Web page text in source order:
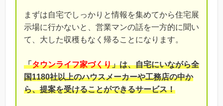
まずは自宅でしっかりと情報を集めてから住宅展
示場に行かないと、営業マンの話を一方的に聞い
て、大した収穫もなく帰ることになります。
「タウンライフ家づくり」は、自宅にいながら全
国1180社以上のハウスメーカーや工務店の中か
ら、提案を受けることができるサービス！